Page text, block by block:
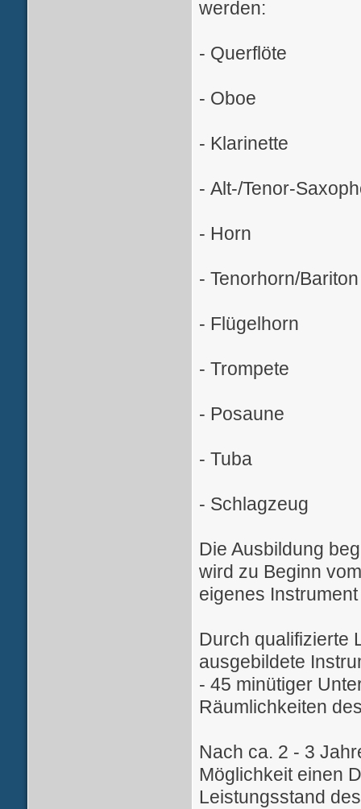
werden:
- Querflöte
- Oboe
- Klarinette
- Alt-/Tenor-
- Horn
- Tenorhorn/Bariton
- Flügelhorn
- Trompete
- Posaune
- Tuba
- Schlagzeug
Die Ausbildung
wird zu Beginn
eigenes
Durch qualifizierte
ausgebildete
- 45 minütiger
Räumlichkeiten
Nach ca. 2 - 3
Möglichkeit einen
Leistungsstand